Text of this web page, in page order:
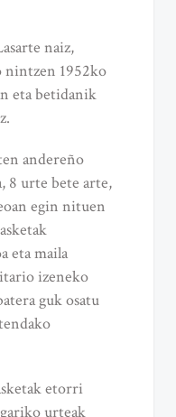
naiz,
1952ko
eta betidanik
andereño
8 urte bete arte,
egin nituen
eta maila
izeneko
guk osatu
etorri
urteak